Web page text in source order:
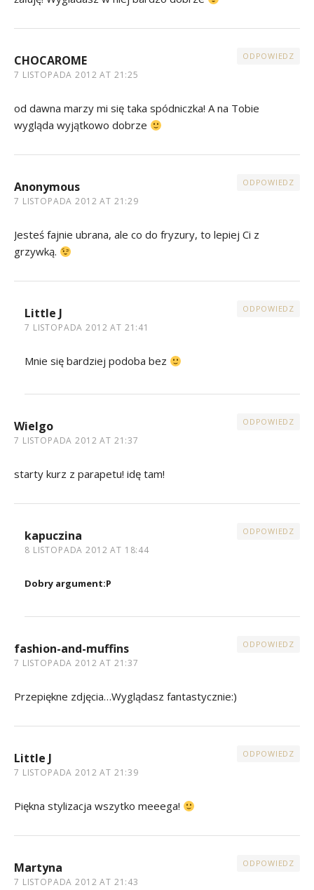
CHOCAROME
7 LISTOPADA 2012 AT 21:25
ODPOWIEDZ
od dawna marzy mi się taka spódniczka! A na Tobie
wygląda wyjątkowo dobrze
Anonymous
7 LISTOPADA 2012 AT 21:29
ODPOWIEDZ
Jesteś fajnie ubrana, ale co do fryzury, to lepiej Ci z
grzywką.
Little J
7 LISTOPADA 2012 AT 21:41
ODPOWIEDZ
Mnie się bardziej podoba bez
Wielgo
7 LISTOPADA 2012 AT 21:37
ODPOWIEDZ
starty kurz z parapetu! idę tam!
kapuczina
8 LISTOPADA 2012 AT 18:44
ODPOWIEDZ
Dobry argument:P
fashion-and-muffins
7 LISTOPADA 2012 AT 21:37
ODPOWIEDZ
Przepiękne zdjęcia…Wyglądasz fantastycznie:)
Little J
7 LISTOPADA 2012 AT 21:39
ODPOWIEDZ
Piękna stylizacja wszytko meeega!
Martyna
7 LISTOPADA 2012 AT 21:43
ODPOWIEDZ